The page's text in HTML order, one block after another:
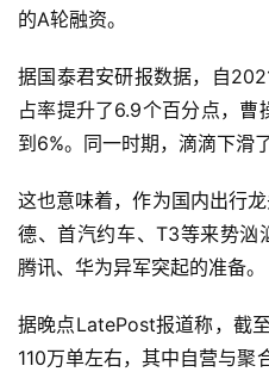
的A轮融资。
据国泰君安研报数据，自
占率提升了6.9个百分点，曹
到6%。同一时期，滴滴下滑
这也意味着，作为国内出行
德、首汽约车、T3等来势汹
腾讯、华为异军突起的准备。
据晚点LatePost报道称，截
110万单左右，其中自营与聚